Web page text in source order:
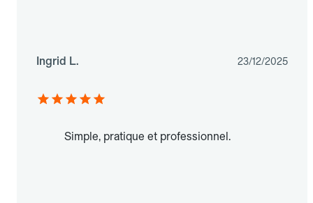
Ingrid L. 23/12/2025
Simple, pratique et professionnel.